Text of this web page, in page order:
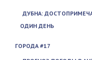
ДУБНА:
ОДИН ДЕНЬ
ГОРОДА #17